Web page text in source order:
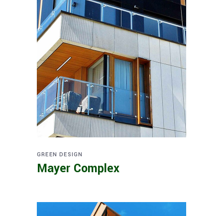
GREEN DESIGN
Mayer Complex